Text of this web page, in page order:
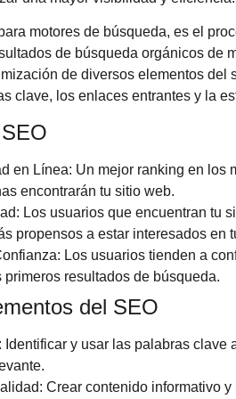
motores de búsqueda, es el
de búsqueda orgánicos de
de diversos elementos del
clave, los enlaces entrantes y la
en Línea: Un mejor ranking en los
encontrarán tu sitio web.
: Los usuarios que encuentran tu
propensos a estar interesados en
: Los usuarios tienden a
primeros resultados de búsqueda.
del SEO
: Identificar y usar las palabras clave
: Crear contenido informativo